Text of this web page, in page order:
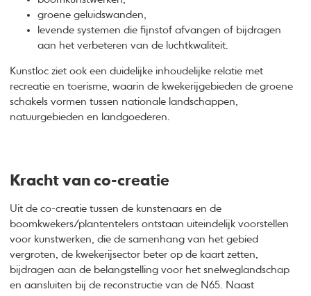
groene geluidswanden,
levende systemen die fijnstof afvangen of bijdragen
aan het verbeteren van de luchtkwaliteit.
Kunstloc ziet ook een duidelijke inhoudelijke relatie met
recreatie en toerisme, waarin de kwekerijgebieden de groene
schakels vormen tussen nationale landschappen,
natuurgebieden en landgoederen.
Kracht van co-creatie
Uit de co-creatie tussen de kunstenaars en de
boomkwekers/plantentelers ontstaan uiteindelijk voorstellen
voor kunstwerken, die de samenhang van het gebied
vergroten, de kwekerijsector beter op de kaart zetten,
bijdragen aan de belangstelling voor het snelweglandschap
en aansluiten bij de reconstructie van de N65. Naast